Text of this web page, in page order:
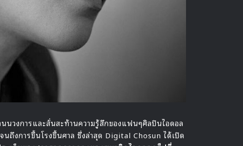
นวงการและสั่นสะท้านความรู้สึกของแฟนๆศิลปินไอดอล
นถึงการขึ้นโรงขึ้นศาล ซึ่งล่าสุด Digital Chosun ได้เปิด